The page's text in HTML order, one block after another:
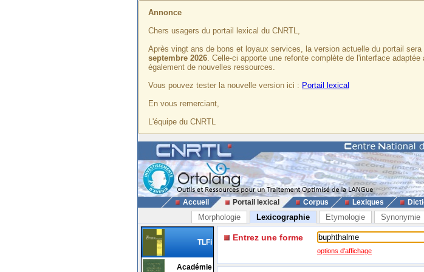
Annonce
Chers usagers du portail lexical du CNRTL,
Après vingt ans de bons et loyaux services, la version actuelle du portail
septembre 2026. Celle-ci apporte une refonte complète de l'interface
également de nouvelles ressources.
Vous pouvez tester la nouvelle version ici : Portail lexical
En vous remerciant,
L'équipe du CNRTL
Accueil Portail lexical Corpus Lexiques
Morphologie Lexicographie Etymologie Synonymie
TLFi
Académie
Entrez une forme
options d'affichage